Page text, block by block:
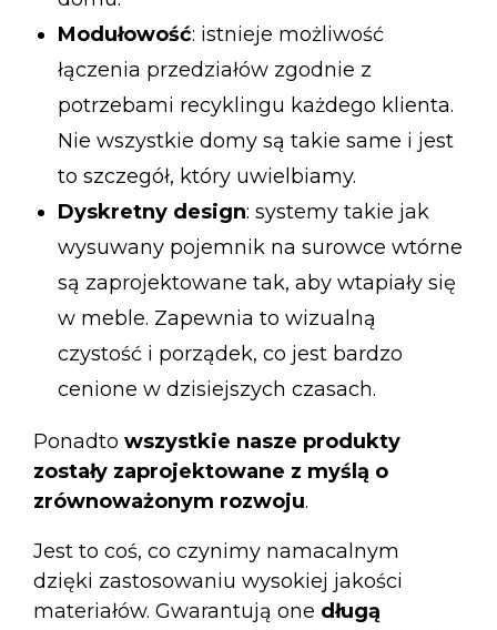
Modułowość: istnieje możliwość
łączenia przedziałów zgodnie z
potrzebami recyklingu każdego klienta.
Nie wszystkie domy są takie same i jest
to szczegół, który uwielbiamy.
Dyskretny design: systemy takie jak
wysuwany pojemnik na surowce wtórne
są zaprojektowane tak, aby wtapiały się
w meble. Zapewnia to wizualną
czystość i porządek, co jest bardzo
cenione w dzisiejszych czasach.
Ponadto wszystkie nasze produkty
zostały zaprojektowane z myślą o
zrównoważonym rozwoju.
Jest to coś, co czynimy namacalnym
dzięki zastosowaniu wysokiej jakości
materiałów. Gwarantują one długą